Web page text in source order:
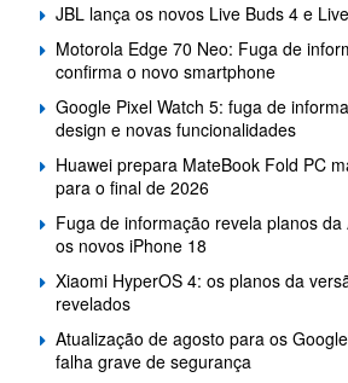
JBL lança os novos Live Buds 4 e
Motorola Edge 70 Neo: Fuga de
confirma o novo smartphone
Google Pixel Watch 5: fuga de
design e novas funcionalidades
Huawei prepara MateBook Fold PC
para o final de 2026
Fuga de informação revela planos da
os novos iPhone 18
Xiaomi HyperOS 4: os planos da
revelados
Atualização de agosto para os
falha grave de segurança